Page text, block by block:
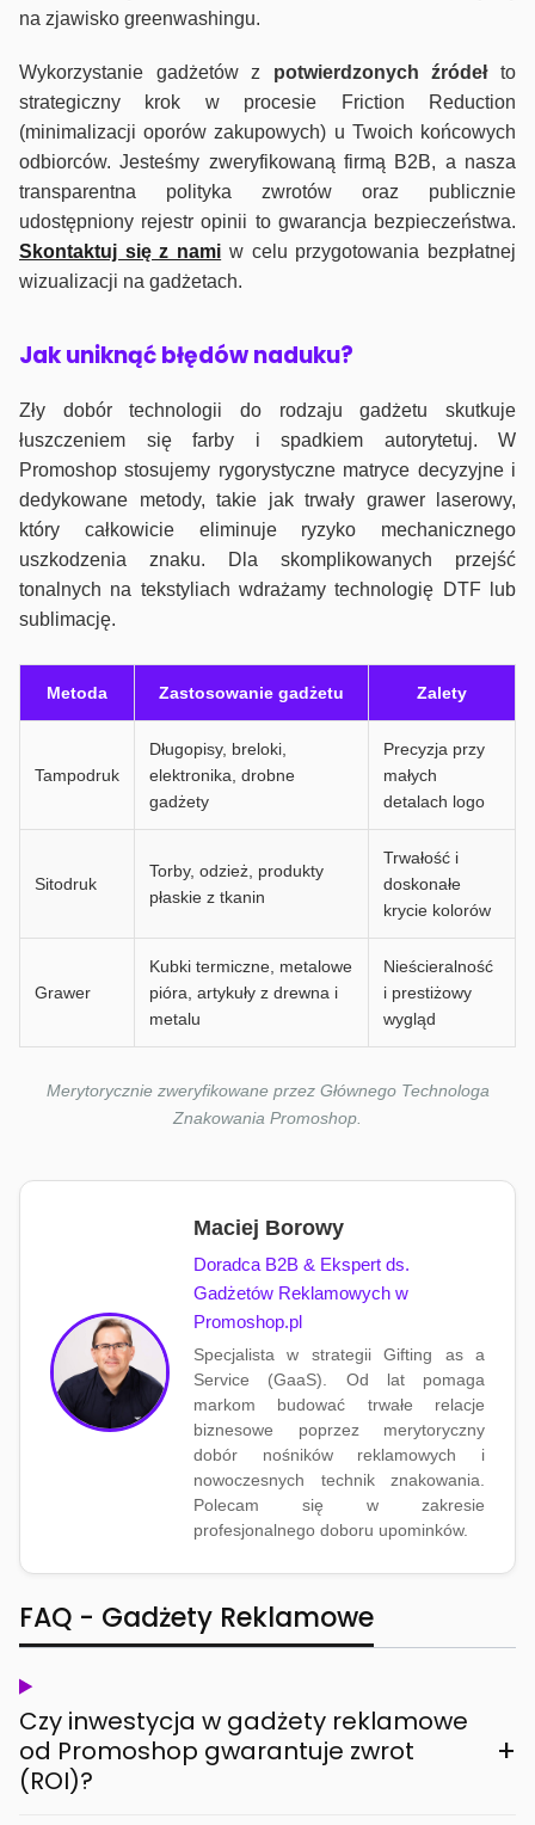
na zjawisko greenwashingu.
Wykorzystanie gadżetów z potwierdzonych źródełto
strategiczny krok w procesie Friction Reduction
(minimalizacji oporów zakupowych) u Twoich końcowych
odbiorców. Jesteśmy zweryfikowaną firmą B2B, a nasza
transparentna polityka zwrotów oraz publicznie
udostępniony rejestr opinii to gwarancja bezpieczeństwa.
Skontaktuj się z nami w celu przygotowania bezpłatnej
wizualizacji na gadżetach.
Jak uniknąć błędów naduku?
Zły dobór technologii do rodzaju gadżetu skutkuje
łuszczeniem się farby i spadkiem autorytetuj. W
Promoshop stosujemy rygorystyczne matryce decyzyjne i
dedykowane metody, takie jak trwały grawer laserowy,
który całkowicie eliminuje ryzyko mechanicznego
uszkodzenia znaku. Dla skomplikowanych przejść
tonalnych na tekstyliach wdrażamy technologię DTF lub
sublimację.
Metoda Zastosowanie gadżetu Zalety
Tampodruk
Długopisy, breloki,
elektronika, drobne
gadżety
Precyzja przy
małych
detalach logo
Sitodruk
Torby, odzież, produkty
płaskie z tkanin
Trwałość i
doskonałe
krycie kolorów
Grawer
Kubki termiczne, metalowe
pióra, artykuły z drewna i
metalu
Nieścieralność
i prestiżowy
wygląd
Merytorycznie zweryfikowane przez Głównego Technologa
Znakowania Promoshop.
Maciej Borowy
Doradca B2B & Ekspert ds.
Gadżetów Reklamowych w
Promoshop.pl
Specjalista w strategii Gifting as a
Service (GaaS). Od lat pomaga
markom budować trwałe relacje
biznesowe poprzez merytoryczny
dobór nośników reklamowych i
nowoczesnych technik znakowania.
Polecam się w zakresie
profesjonalnego doboru upominków.
FAQ - Gadżety Reklamowe
Czy inwestycja w gadżety reklamowe
od Promoshop gwarantuje zwrot
(ROI)?
+